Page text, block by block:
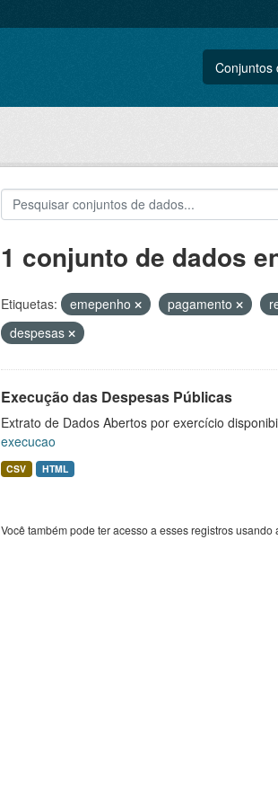
Conjuntos
1 conjunto de dados
Etiquetas: emepenho pagamento
despesas
Execução das Despesas Públicas
Extrato de Dados Abertos por exercício
execucao
CSV HTML
Você também pode ter acesso a esses registros usando